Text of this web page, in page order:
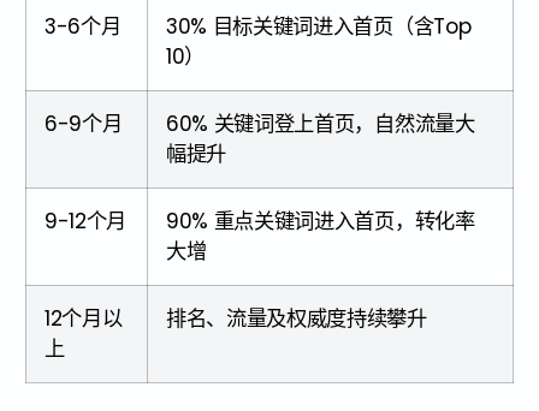
3-6个月
30% 目标关键词进入首页（含Top
10）
6-9个月
60% 关键词登上首页，自然流量大
幅提升
9-12个月
90% 重点关键词进入首页，转化率
大增
12个月以
上
排名、流量及权威度持续攀升